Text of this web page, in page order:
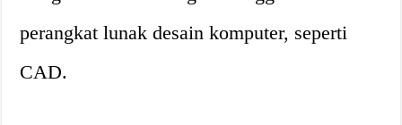
perangkat lunak desain komputer, seperti
CAD.